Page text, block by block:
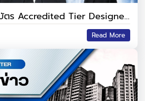
ตร Accredited Tier Designer
Uptime Institute, USARead More